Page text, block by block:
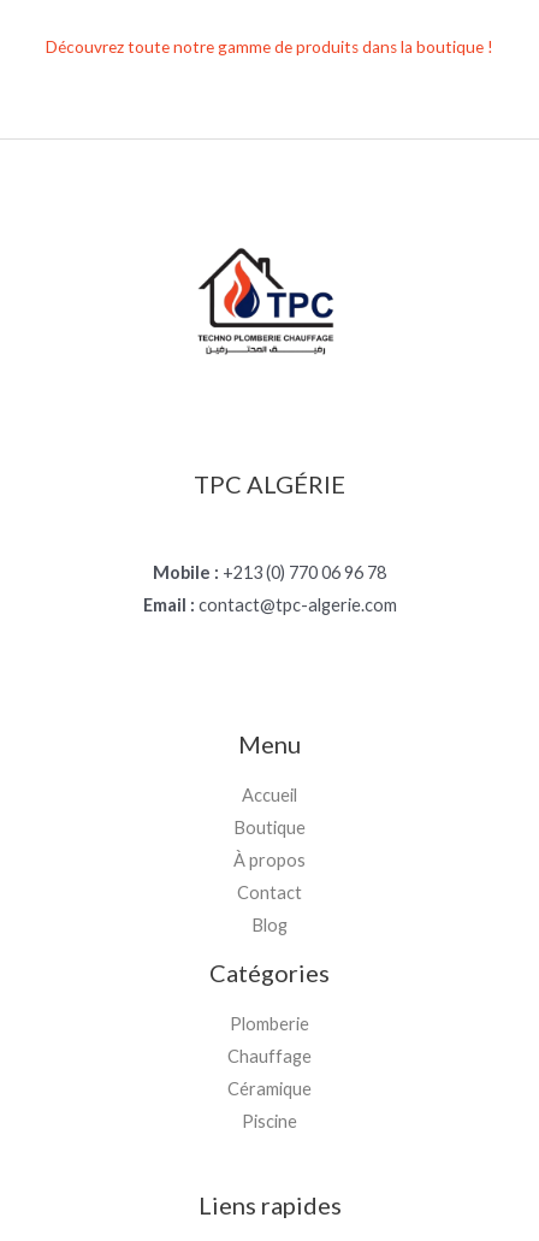
Découvrez toute notre gamme de produits dans la boutique !
TPC ALGÉRIE
Mobile : +213 (0) 770 06 96 78
Email : contact@tpc-algerie.com
Menu
Accueil
Boutique
À propos
Contact
Blog
Catégories
Plomberie
Chauffage
Céramique
Piscine
Liens rapides